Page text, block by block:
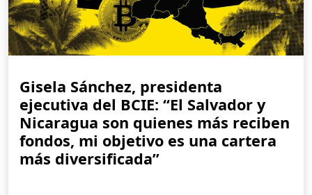
Gisela Sánchez, presidenta
ejecutiva del BCIE: “El Salvador y
Nicaragua son quienes más reciben
fondos, mi objetivo es una cartera
más diversificada”